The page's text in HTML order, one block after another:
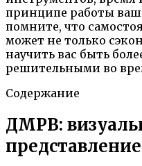
принципе работы
помните, что
может не только
научить вас быть
решительными во
Содержание
ДМРВ: